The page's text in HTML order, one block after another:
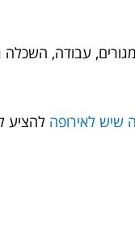
עבודה,
שיש לאירופה להציע